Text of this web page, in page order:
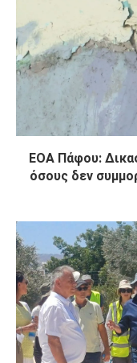
ΕΟΑ Πάφου:
όσους δεν